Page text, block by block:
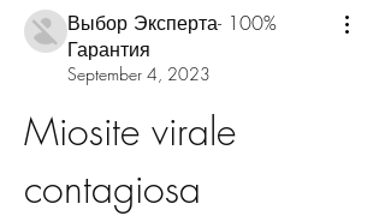
Выбор Эксперта- 100%
Гарантия
September 4, 2023
Miosite virale
contagiosa